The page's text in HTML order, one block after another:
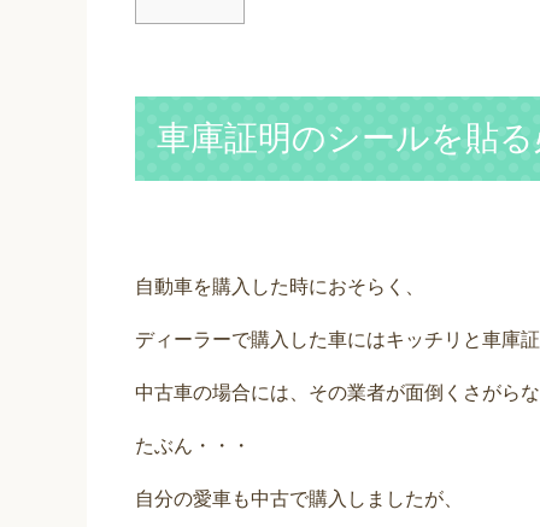
車庫証明のシールを貼
自動車を購入した時におそらく、
ディーラーで購入した車にはキッチリと車庫
中古車の場合には、その業者が面倒くさがらな
たぶん・・・
自分の愛車も中古で購入しましたが、